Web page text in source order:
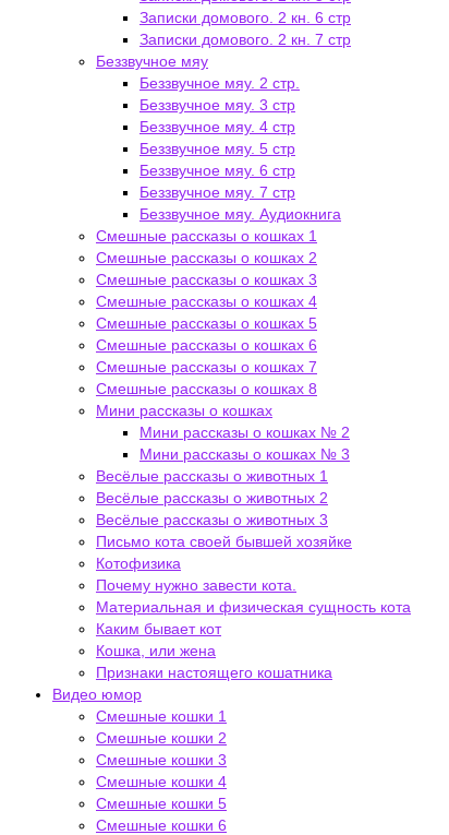
Записки домового. 2 кн. 6 стр
Записки домового. 2 кн. 7 стр
Беззвучное мяу
Беззвучное мяу. 2 стр.
Беззвучное мяу. 3 стр
Беззвучное мяу. 4 стр
Беззвучное мяу. 5 стр
Беззвучное мяу. 6 стр
Беззвучное мяу. 7 стр
Беззвучное мяу. Аудиокнига
Смешные рассказы о кошках 1
Смешные рассказы о кошках 2
Смешные рассказы о кошках 3
Смешные рассказы о кошках 4
Смешные рассказы о кошках 5
Смешные рассказы о кошках 6
Смешные рассказы о кошках 7
Смешные рассказы о кошках 8
Мини рассказы о кошках
Мини рассказы о кошках № 2
Мини рассказы о кошках № 3
Весёлые рассказы о животных 1
Весёлые рассказы о животных 2
Весёлые рассказы о животных 3
Письмо кота своей бывшей хозяйке
Котофизика
Почему нужно завести кота.
Материальная и физическая сущность кота
Каким бывает кот
Кошка, или жена
Признаки настоящего кошатника
Видео юмор
Смешные кошки 1
Смешные кошки 2
Смешные кошки 3
Смешные кошки 4
Смешные кошки 5
Смешные кошки 6